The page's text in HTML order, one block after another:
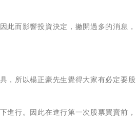
此而影響投資決定，撇開過多的消息，
，所以楊正豪先生覺得大家有必定要股
進行。因此在進行第一次股票買賣前，